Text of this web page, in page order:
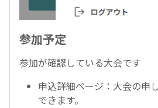
参加予定
参加が確認している大会です
申込詳細ページ：大会の申
できます。